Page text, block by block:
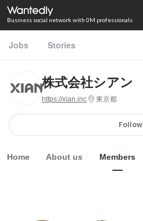
Business social network with 0M professionals
Jobs Stories
株式会社シアン
https://xian.inc 東京都
Follow
Home About us Members